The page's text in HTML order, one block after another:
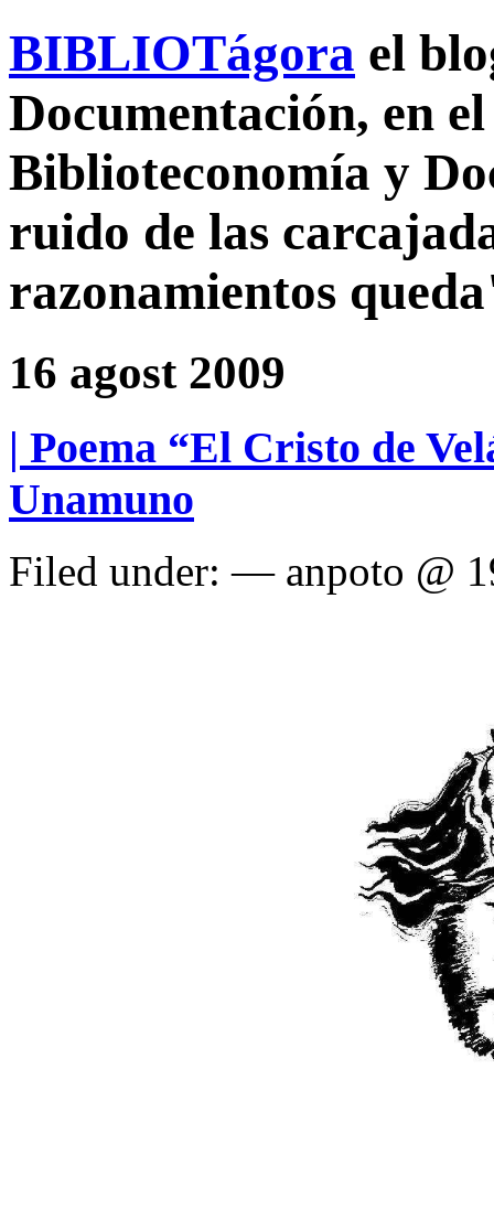
BIBLIOTágora el
Documentación, en
Biblioteconomía y
ruido de las
razonamientos
16 agost 2009
| Poema “El Cristo de
Unamuno
Filed under: — anpoto @